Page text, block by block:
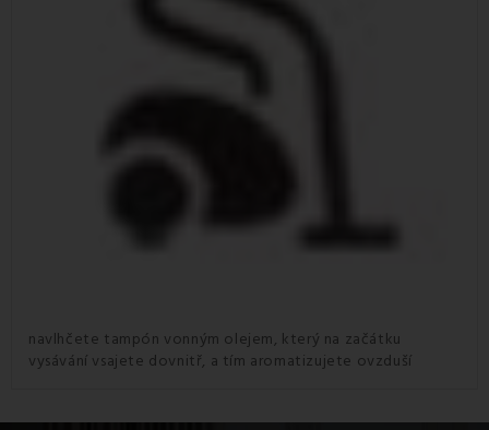
navlhčete tampón vonným olejem, který na začátku
vysávání vsajete dovnitř, a tím aromatizujete ovzduší